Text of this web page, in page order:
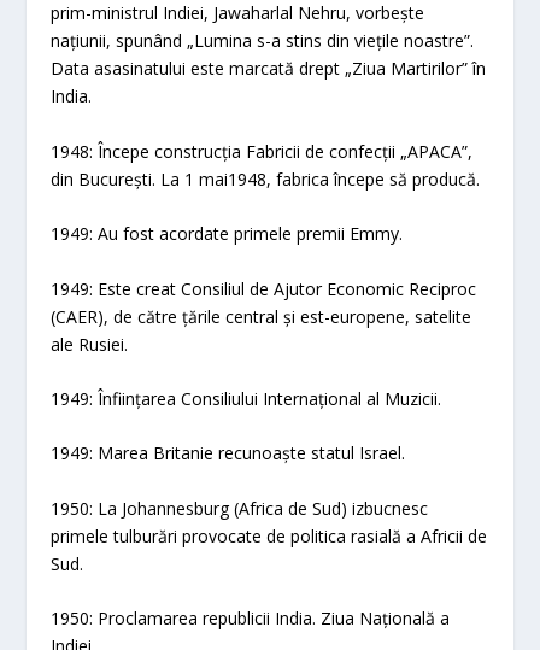
prim-ministrul Indiei, Jawaharlal Nehru, vorbește
națiunii, spunând „Lumina s-a stins din viețile noastre”.
Data asasinatului este marcată drept „Ziua Martirilor” în
India.
1948: Începe construcția Fabricii de confecții „APACA”,
din București. La 1 mai1948, fabrica începe să producă.
1949: Au fost acordate primele premii Emmy.
1949: Este creat Consiliul de Ajutor Economic Reciproc
(CAER), de către țările central și est-europene, satelite
ale Rusiei.
1949: Înființarea Consiliului Internațional al Muzicii.
1949: Marea Britanie recunoaște statul Israel.
1950: La Johannesburg (Africa de Sud) izbucnesc
primele tulburări provocate de politica rasială a Africii de
Sud.
1950: Proclamarea republicii India. Ziua Națională a